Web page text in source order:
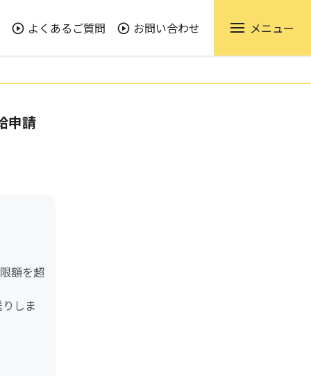
よくあるご質問 お問い合わせ メニュー
申請
額を超
しま